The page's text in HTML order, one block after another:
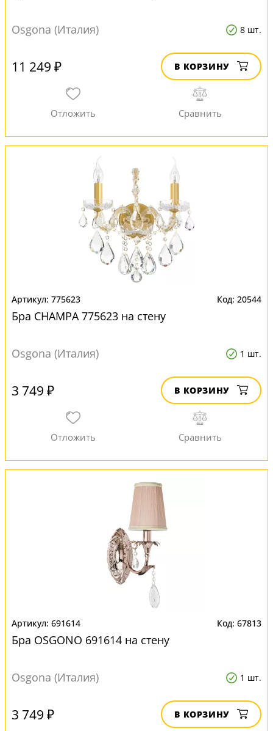
Osgona (Италия) 8 шт.
11 249 ₽ В КОРЗИНУ
775623 20544
Бра CHAMPA 775623 на стену
Osgona (Италия) 1 шт.
3 749 ₽ В КОРЗИНУ
691614 67813
Бра OSGONO 691614 на стену
Osgona (Италия) 1 шт.
3 749 ₽ В КОРЗИНУ